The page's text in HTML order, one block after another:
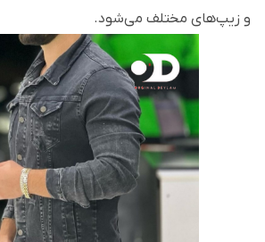
و زیپ‌های مختلف می‌شود.